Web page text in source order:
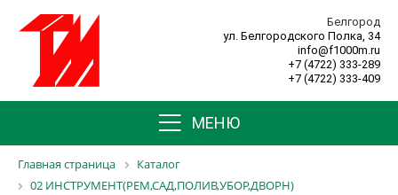
Белгород
ул. Белгородского Полка, 34
info@f1000m.ru
+7 (4722) 333-289
+7 (4722) 333-409
МЕНЮ
Главная страница
Каталог
02 ИНСТРУМЕНТ(РЕМ,САД,ПОЛИВ,УБОР,ДВОРН)